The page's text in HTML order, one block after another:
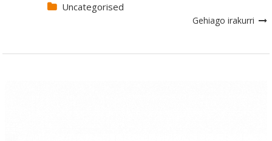
Uncategorised
Gehiago irakurri